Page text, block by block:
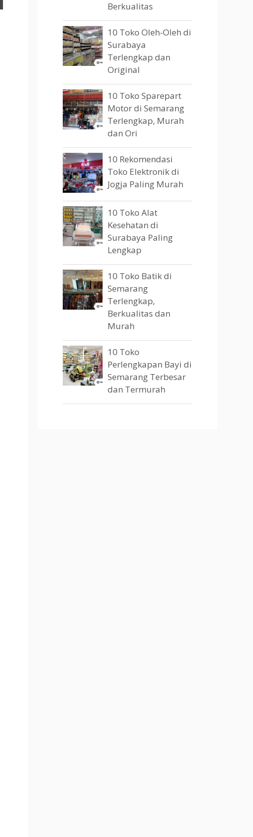
Berkualitas
10 Toko Oleh-Oleh di
Surabaya
Terlengkap dan
Original
10 Toko Sparepart
Motor di Semarang
Terlengkap, Murah
dan Ori
10 Rekomendasi
Toko Elektronik di
Jogja Paling Murah
10 Toko Alat
Kesehatan di
Surabaya Paling
Lengkap
10 Toko Batik di
Semarang
Terlengkap,
Berkualitas dan
Murah
10 Toko
Perlengkapan Bayi di
Semarang Terbesar
dan Termurah